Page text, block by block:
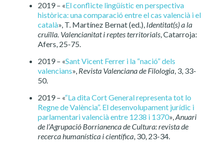
2019 – «El conflicte lingüístic en perspectiva
històrica: una comparació entre el cas valencià i el
català», T. Martínez Bernat (ed.), Identitat(s) a la
cruïlla. Valencianitat i reptes territorials, Catarroja:
Afers, 25-75.
2019 – «Sant Vicent Ferrer i la “nació” dels
valencians», Revista Valenciana de Filologia, 3, 33-
50.
2019 – «“La dita Cort General representa tot lo
Regne de València”. El desenvolupament jurídic i
parlamentari valencià entre 1238 i 1370»,Anuari
de l’Agrupació Borrianenca de Cultura: revista de
recerca humanística i científica, 30, 23-34.